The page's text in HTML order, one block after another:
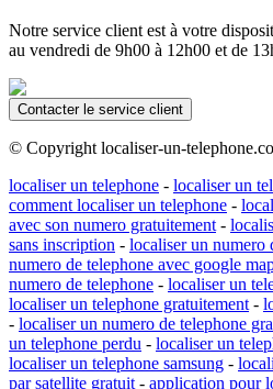
Notre service client est à votre
au vendredi de 9h00 à 12h00 et de
Contacter le service client
© Copyright localiser-un-
localiser un telephone - localiser un
comment localiser un telephone -
avec son numero gratuitement -
sans inscription - localiser un numero
numero de telephone avec google
numero de telephone - localiser un
localiser un telephone gratuitement -
- localiser un numero de telephone
un telephone perdu - localiser un
localiser un telephone samsung -
par satellite gratuit - application pour